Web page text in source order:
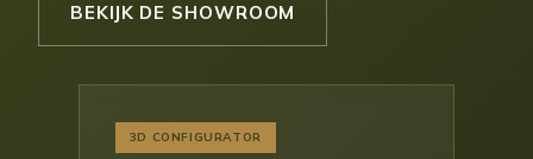
BEKIJK DE SHOWROOM
3D CONFIGURATOR